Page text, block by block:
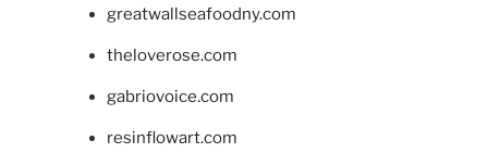
greatwallseafoodny.com
theloverose.com
gabriovoice.com
resinflowart.com